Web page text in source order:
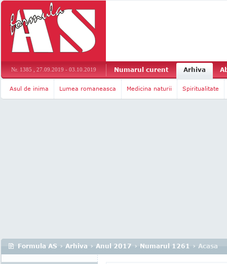
Nr. 1385 , 27.09.2019 - 03.10.2019 Numarul curent Arhiva
Asul de inima Lumea romaneasca Medicina naturii Spiritualitate
Formula AS › Arhiva › Anul 2017 › Numarul 1261 › Acasa